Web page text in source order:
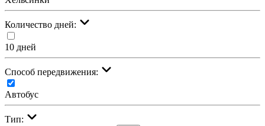
Количество дней:
10 дней
Cпособ передвижения:
Автобус
Тип: